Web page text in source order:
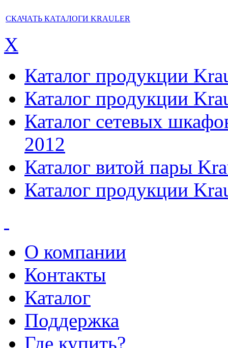
СКАЧАТЬ КАТАЛОГИ KRAULER
X
Каталог продукции
Каталог продукции
Каталог сетевых
2012
Каталог витой пары
Каталог продукции
О компании
Контакты
Каталог
Поддержка
Где купить?